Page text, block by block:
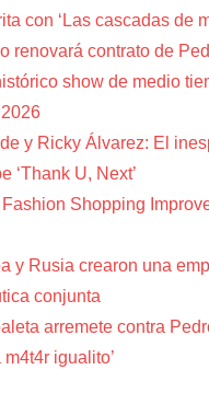
con ‘Las cascadas de
renovará contrato de
show de medio
y Ricky Álvarez: El
‘Thank U, Next’
Shopping
y Rusia crearon una
conjunta
arremete contra
igualito’